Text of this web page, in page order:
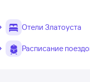
Отели Златоуста
Расписание